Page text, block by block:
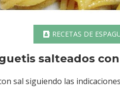
RECETAS DE
salteados
sal siguiendo las